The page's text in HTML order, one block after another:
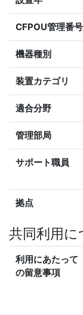
CFPOU管理番号
機器種別
装置カテゴリ
適合分野
管理部局
サポート職員
拠点
共同利用に
利用にあたって
の留意事項